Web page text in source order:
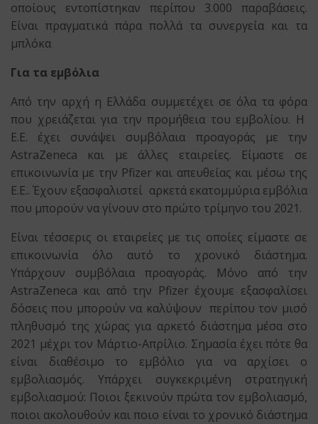
οποίους εντοπίστηκαν περίπου 3.000 παραβάσεις.
Είναι πραγματικά πάρα πολλά τα συνεργεία και τα
μπλόκα
Για τα εμβόλια
Από την αρχή η Ελλάδα συμμετέχει σε όλα τα φόρα
που χρειάζεται για την προμήθεια του εμβολίου. Η
Ε.Ε. έχει συνάψει συμβόλαια προαγοράς με την
AstraZeneca και με άλλες εταιρείες. Είμαστε σε
επικοινωνία με την Pfizer και απευθείας και μέσω της
Ε.Ε.. Έχουν εξασφαλιστεί αρκετά εκατομμύρια εμβόλια
που μπορούν να γίνουν στο πρώτο τρίμηνο του 2021.
Είναι τέσσερις οι εταιρείες με τις οποίες είμαστε σε
επικοινωνία όλο αυτό το χρονικό διάστημα.
Υπάρχουν συμβόλαια προαγοράς. Μόνο από την
AstraZeneca και από την Pfizer έχουμε εξασφαλίσει
δόσεις που μπορούν να καλύψουν περίπου τον μισό
πληθυσμό της χώρας για αρκετό διάστημα μέσα στο
2021 μέχρι τον Μάρτιο-Απρίλιο. Σημασία έχει πότε θα
είναι διαθέσιμο το εμβόλιο για να αρχίσει ο
εμβολιασμός. Υπάρχει συγκεκριμένη στρατηγική
εμβολιασμού: Ποιοι ξεκινούν πρώτα τον εμβολιασμό,
ποιοι ακολουθούν και ποιο είναι το χρονικό διάστημα